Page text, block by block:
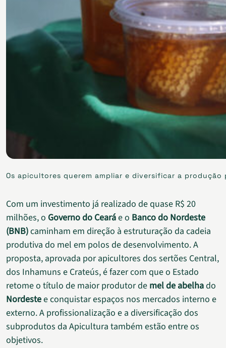
Os apicultores querem ampliar e diversificar a
Com um investimento já realizado de quase R$ 20
milhões, o Governo do Cearáe o Banco do Nordeste
(BNB)caminham em direção à estruturação da cadeia
produtiva do mel em polos de desenvolvimento. A
proposta, aprovada por apicultores dos sertões Central,
dos Inhamuns e Crateús, é fazer com que o Estado
retome o título de maior produtor de mel de abelhado
Nordestee conquistar espaços nos mercados interno e
externo. A profissionalização e a diversificação dos
subprodutos da Apicultura também estão entre os
objetivos.